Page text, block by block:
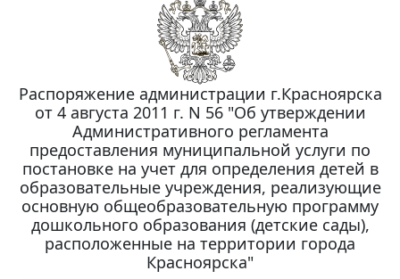
Распоряжение администрации г.Красноярска
от 4 августа 2011 г. N 56 "Об утверждении
Административного регламента
предоставления муниципальной услуги по
постановке на учет для определения детей в
образовательные учреждения, реализующие
основную общеобразовательную программу
дошкольного образования (детские сады),
расположенные на территории города
Красноярска"